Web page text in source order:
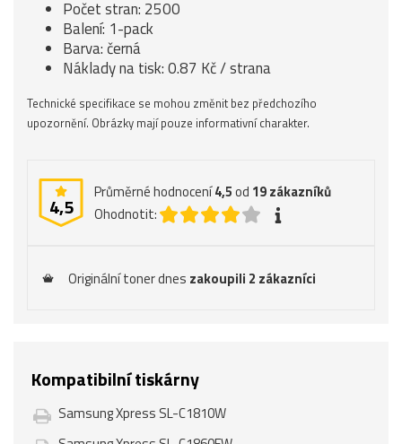
Počet stran: 2500
Balení: 1-pack
Barva: černá
Náklady na tisk: 0.87 Kč / strana
Technické specifikace se mohou změnit bez předchozího
upozornění. Obrázky mají pouze informativní charakter.
4,5
Průměrné hodnocení4,5od 19zákazníků
Ohodnotit:
Originální toner dnes zakoupili 2 zákazníci
Kompatibilní tiskárny
Samsung Xpress SL-C1810W